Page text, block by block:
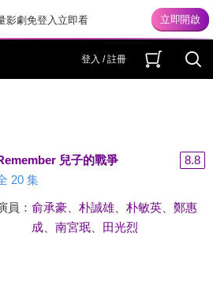
影劇免登入立即看
登入 / 註冊
兒子的戰爭
8.8
20 集
員： 俞承豪 朴誠雄、 朴敏英、 鄭惠
成、 南宮珉、 田光烈